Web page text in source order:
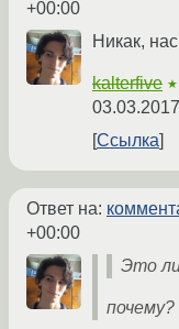
+00:00
Никак,
kalterfive
Ссылка
Ответ на:
+00:00
Это
почему?